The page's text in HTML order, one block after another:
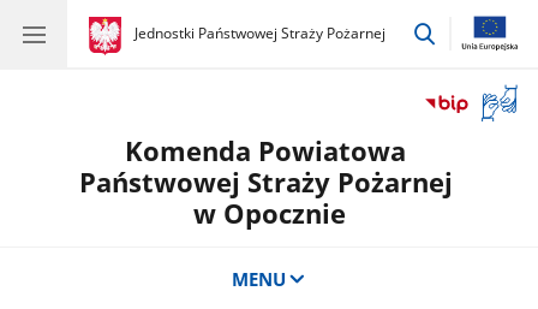
gov.pl
Jednostki Państwowej Straży Pożarnej
gov.pl
Jednostki
przejdź
okno
Komenda Powiatowa
Państwowej Straży Pożarnej
w Opocznie
MENU